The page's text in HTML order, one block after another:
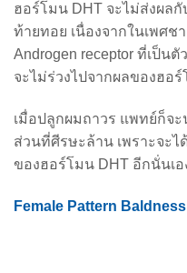
ฮอร์โมน DHT จะไม่ส่งผล
ท้ายทอย เนื่องจากในเพศช
Androgen receptor ที่เป็น
จะไม่ร่วงไปจากผลของฮอ
เมื่อปลูกผมถาวร แพทย์ก็จ
ส่วนที่ศีรษะล้าน เพราะจะไ
ของฮอร์โมน DHT อีกนั่นเอ
Female Pattern Baldness